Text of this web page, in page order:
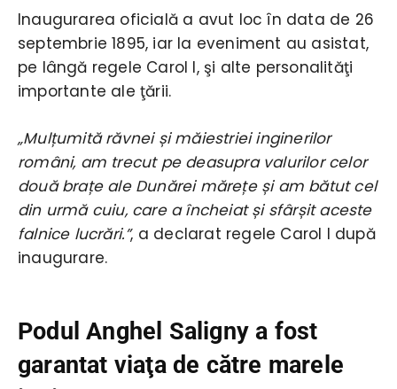
Inaugurarea oficială a avut loc în data de 26
septembrie 1895, iar la eveniment au asistat,
pe lângă regele Carol I, şi alte personalităţi
importante ale ţării.
„Mulțumită răvnei și măiestriei inginerilor
români, am trecut pe deasupra valurilor celor
două brațe ale Dunărei mărețe și am bătut cel
din urmă cuiu, care a încheiat și sfârșit aceste
falnice lucrări.”, a declarat regele Carol I după
inaugurare.
Podul Anghel Saligny a fost
garantat viaţa de către marele